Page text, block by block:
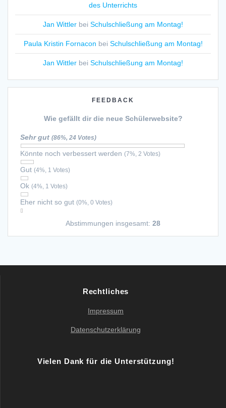
des Unterrichts
Jan Wittler bei Schulschließung am Montag!
Paula Kristin Fornacon bei Schulschließung am Montag!
Jan Wittler bei Schulschließung am Montag!
FEEDBACK
Wie gefällt dir die neue Schülerwebsite?
Sehr gut (86%, 24 Votes)
Könnte noch verbessert werden (7%, 2 Votes)
Gut (4%, 1 Votes)
Ok (4%, 1 Votes)
Eher nicht so gut (0%, 0 Votes)
Abstimmungen insgesamt: 28
Rechtliches
Impressum
Datenschutzerklärung
Vielen Dank für die Unterstützung!